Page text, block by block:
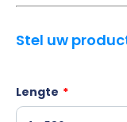
Stel uw
*
Lengte